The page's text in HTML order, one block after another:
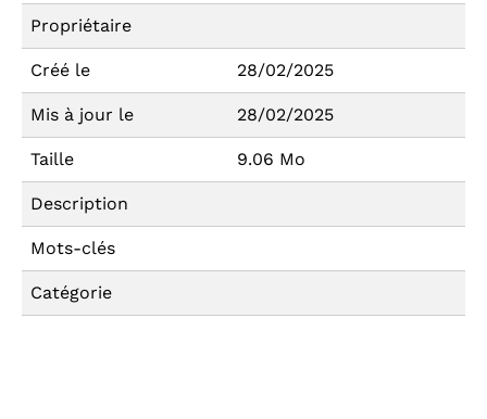
Propriétaire
Créé le 28/02/2025
Mis à jour le 28/02/2025
Taille 9.06 Mo
Description
Mots-clés
Catégorie